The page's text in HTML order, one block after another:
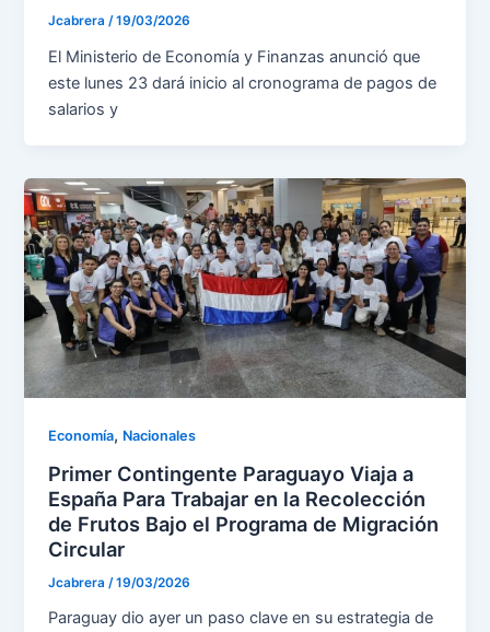
Jcabrera /19/03/2026
El Ministerio de Economía y Finanzas anunció que
este lunes 23 dará inicio al cronograma de pagos de
salarios y
Economía, Nacionales
Primer Contingente Paraguayo Viaja a
España Para Trabajar en la Recolección
de Frutos Bajo el Programa de Migración
Circular
Jcabrera /19/03/2026
Paraguay dio ayer un paso clave en su estrategia de